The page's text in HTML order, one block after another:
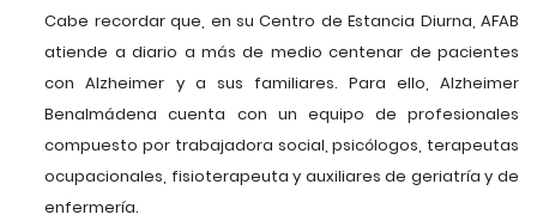
Cabe recordar que, en su Centro de Estancia Diurna, AFAB
atiende a diario a más de medio centenar de pacientes
con Alzheimer y a sus familiares. Para ello, Alzheimer
Benalmádena cuenta con un equipo de profesionales
compuesto por trabajadora social, psicólogos, terapeutas
ocupacionales, fisioterapeuta y auxiliares de geriatría y de
enfermería.